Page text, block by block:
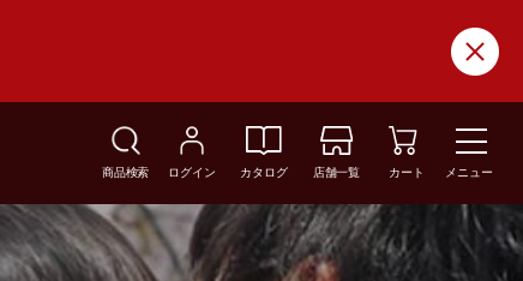
商品検索 ログイン カタログ 店舗一覧 カート メニュー